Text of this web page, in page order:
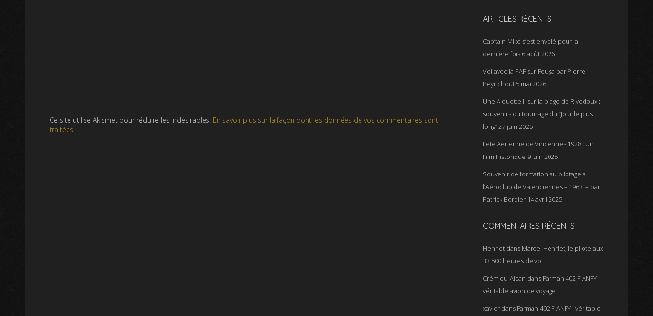
Ce site utilise Akismet pour réduire les indésirables. En savoir plus sur la façon dont les données de vos commentaires sont
traitées.
ARTICLES RÉCENTS
Cap’tain Mike s’est envolé pour la
dernière fois 6 août 2026
Vol avec la PAF sur Fouga par Pierre
Peyrichout 5 mai 2026
Une Alouette II sur la plage de Rivedoux :
souvenirs du tournage du “Jour le plus
long”27 juin 2025
Fête Aérienne de Vincennes 1928 : Un
Film Historique 9 juin 2025
Souvenir de formation au pilotage à
l’Aéroclub de Valenciennes – 1963 – par
Patrick Bordier 14 avril 2025
COMMENTAIRES RÉCENTS
Henriet dans Marcel Henriet, le pilote aux
33 500 heures de vol
Crémieu-Alcan dans Farman 402 F-ANFY :
véritable avion de voyage
xavier dans Farman 402 F-ANFY : véritable